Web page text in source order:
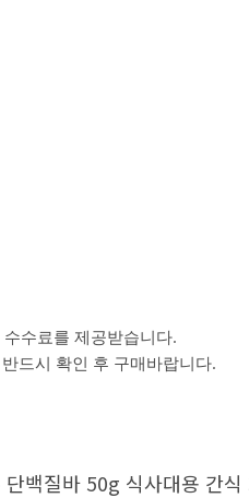
수료를 제공받습니다.
드시 확인 후 구매바랍니다.
백질바 50g 식사대용 간식